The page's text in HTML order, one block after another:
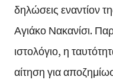
δηλώσεις εναντίον
Αγιάκο Νακανίσι.
ιστολόγιο, η
αίτηση για